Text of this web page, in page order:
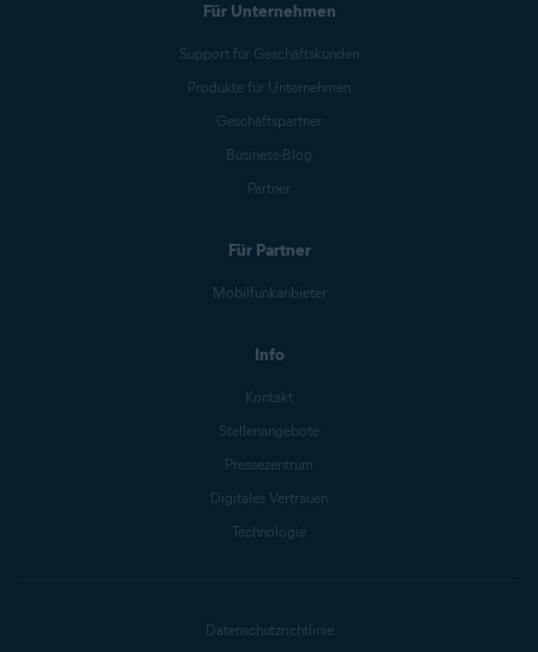
Für Unternehmen
Support für Geschäftskunden
Produkte für Unternehmen
Geschäftspartner
Business-Blog
Partner
Für Partner
Mobilfunkanbieter
Info
Kontakt
Stellenangebote
Pressezentrum
Digitales Vertrauen
Technologie
Datenschutzrichtlinie